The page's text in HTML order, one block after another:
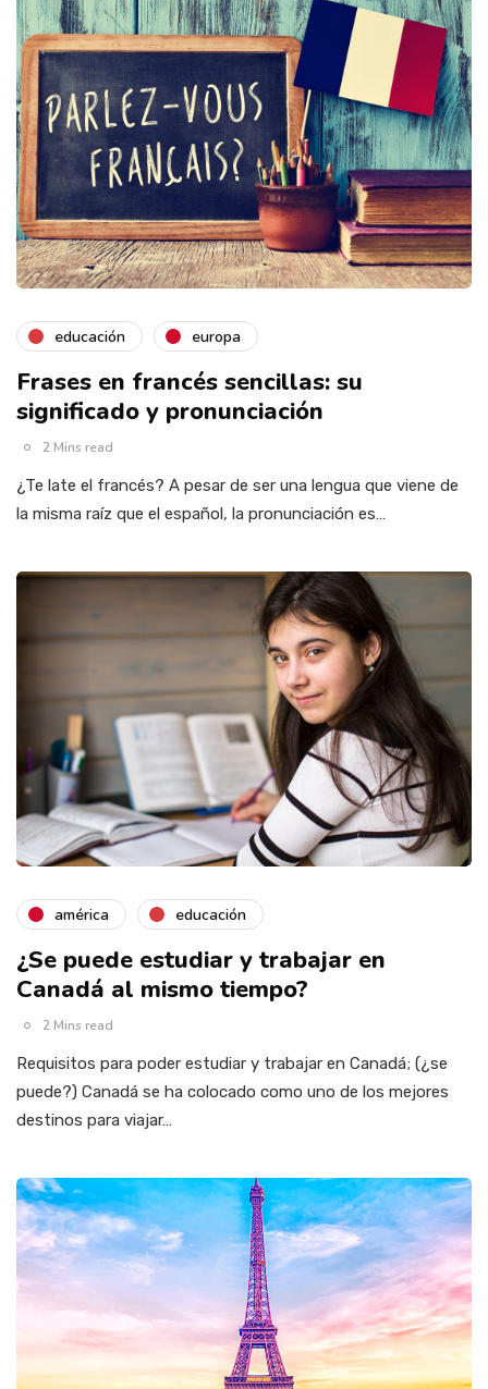
educación europa
Frases en francés sencillas: su
significado y pronunciación
2 Mins read
¿Te late el francés? A pesar de ser una lengua que viene de
la misma raíz que el español, la pronunciación es…
américa educación
¿Se puede estudiar y trabajar en
Canadá al mismo tiempo?
2 Mins read
Requisitos para poder estudiar y trabajar en Canadá; (¿se
puede?) Canadá se ha colocado como uno de los mejores
destinos para viajar…